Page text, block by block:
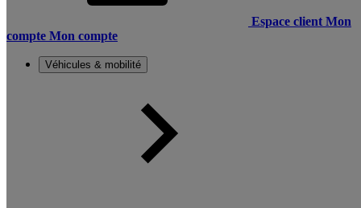
Espace client Mon
compte Mon compte
Véhicules & mobilité